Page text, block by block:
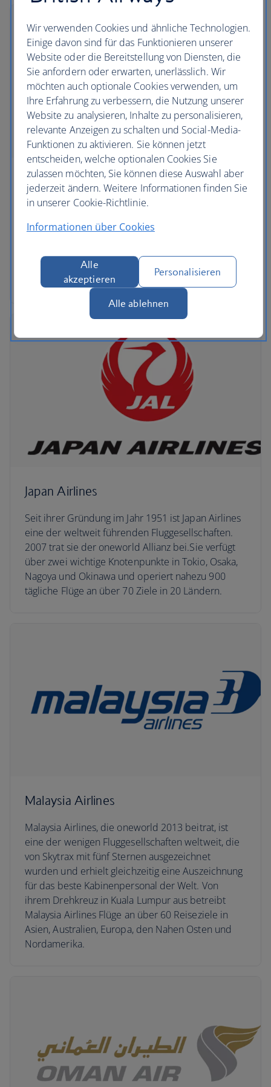
Iberia
Iberia ist Spaniens führende Fluggesellschaft für
Flüge zwischen Europa und Lateinamerika. Sie trat
Flugziele in 45 Ländern in ganz Europa, Afrika, dem
Nahen Osten und Nord- und Südamerika an.
Japan Airlines
Seit ihrer Gründung im Jahr 1951 ist Japan Airlines
eine der weltweit führenden Fluggesellschaften.
2007 trat sie der oneworld Allianz bei.Sie verfügt
über zwei wichtige Knotenpunkte in Tokio, Osaka,
Nagoya und Okinawa und operiert nahezu 900
tägliche Flüge an über 70 Ziele in 20 Ländern.
Malaysia Airlines
Malaysia Airlines, die oneworld 2013 beitrat, ist
eine der wenigen Fluggesellschaften weltweit, die
von Skytrax mit fünf Sternen ausgezeichnet
wurden und erhielt gleichzeitig eine Auszeichnung
für das beste Kabinenpersonal der Welt. Von
ihrem Drehkreuz in Kuala Lumpur aus betreibt
Malaysia Airlines Flüge an über 60 Reiseziele in
Asien, Australien, Europa, den Nahen Osten und
Nordamerika.
Wir verwenden Cookies und ähnliche Technologien.
Einige davon sind für das Funktionieren unserer
Website oder die Bereitstellung von Diensten, die
Sie anfordern oder erwarten, unerlässlich. Wir
möchten auch optionale Cookies verwenden, um
Ihre Erfahrung zu verbessern, die Nutzung unserer
Website zu analysieren, Inhalte zu personalisieren,
relevante Anzeigen zu schalten und Social-Media-
Funktionen zu aktivieren. Sie können jetzt
entscheiden, welche optionalen Cookies Sie
zulassen möchten, Sie können diese Auswahl aber
jederzeit ändern. Weitere Informationen finden Sie
in unserer Cookie-Richtlinie.
Informationen über Cookies
Alle
akzeptieren
Personalisieren
Alle ablehnen